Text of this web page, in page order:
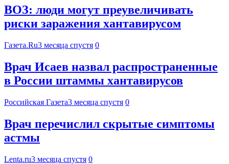
ВОЗ: люди могут преувеличивать
риски заражения хантавирусом
Газета.Ru3 месяца спустя 0
Врач Исаев назвал распространенные
в России штаммы хантавирусов
Российская Газета3 месяца спустя 0
Врач перечислил скрытые симптомы
астмы
Lenta.ru3 месяца спустя 0